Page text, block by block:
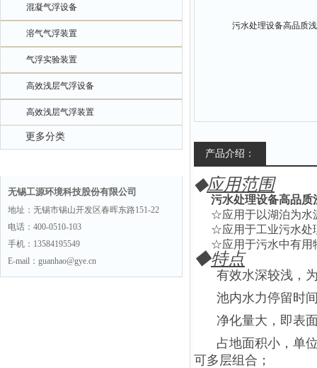
混凝气浮设备
溶气气浮装置
气浮实验装置
高效浅层气浮设备
高效浅层气浮装置
更多分类
无锡工源环境科技股份有限公司
地址：无锡市锡山开发区春晖东路151-22
电话：400-0510-103
手机：13584195549
E-mail：guanhao@gye.cn
产品介绍：
◆应用范围
污水处理设备高品质
☆应用于以湖泊为水
☆应用于工业污水处
☆应用于污水中有用
◆特点
有效水深较浅，
池内水力停留时
净化量大，即表
占地面积小，单
可多层组合；